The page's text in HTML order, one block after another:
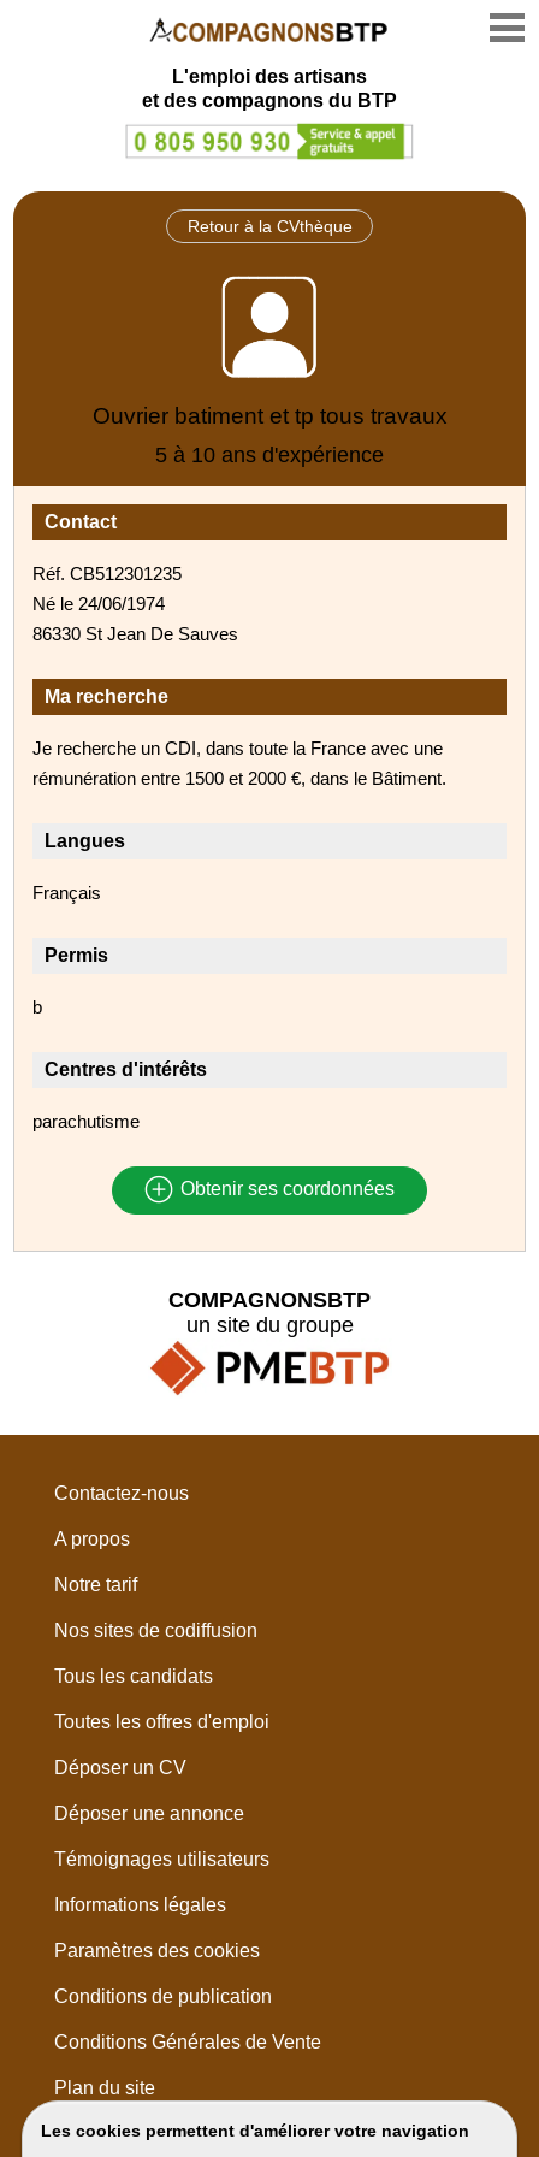
L'emploi des artisans
et des compagnons du BTP
Retour à la CVthèque
Ouvrier batiment et tp tous travaux
5 à 10 ans d'expérience
Contact
Réf. CB512301235
Né le 24/06/1974
86330 St Jean De Sauves
Ma recherche
Je recherche un CDI, dans toute la France avec une
rémunération entre 1500 et 2000 €, dans le Bâtiment.
Langues
Français
Permis
b
Centres d'intérêts
parachutisme
Obtenir ses coordonnées
Les cookies permettent d'améliorer votre navigation
COMPAGNONSBTP
un site du groupe
Contactez-nous
A propos
Notre tarif
Nos sites de codiffusion
Tous les candidats
Toutes les offres d'emploi
Déposer un CV
Déposer une annonce
Témoignages utilisateurs
Informations légales
Paramètres des cookies
Conditions de publication
Conditions Générales de Vente
Plan du site